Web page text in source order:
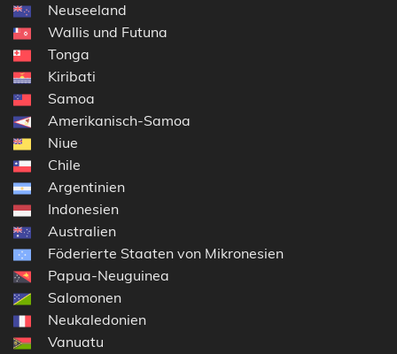
Neuseeland
Wallis und Futuna
Tonga
Kiribati
Samoa
Amerikanisch-Samoa
Niue
Chile
Argentinien
Indonesien
Australien
Föderierte Staaten von Mikronesien
Papua-Neuguinea
Salomonen
Neukaledonien
Vanuatu